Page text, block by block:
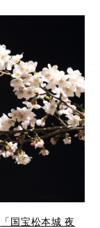
「国宝松本城 夜